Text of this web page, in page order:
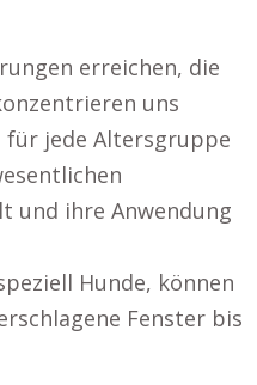
erreichen, die
uns
für jede Altersgruppe
und ihre Anwendung
Hunde, können
Fenster bis